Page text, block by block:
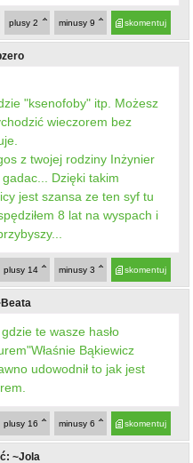
skomentuj
minusy 9
plusy 2
"ksenofoby" itp. Możesz
wieczorem bez
z twojej rodziny Inżynier
Dzięki takim
jest szansa ze ten syf tu
8 lat na wyspach i
skomentuj
minusy 3
plusy 14
te wasze hasło
Bąkiewicz
udowodnił to jak jest
skomentuj
minusy 6
plusy 16
~Jola